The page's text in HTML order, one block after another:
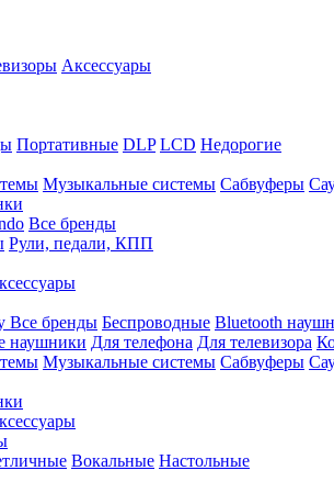
Аксессуары
Портативные DLP LCD Недорогие
Музыкальные системы Сабвуферы
Все бренды
Рули, педали, КПП
Все бренды Беспроводные Bluetooth
наушники Для телефона Для телевизора
Музыкальные системы Сабвуферы
Вокальные Настольные